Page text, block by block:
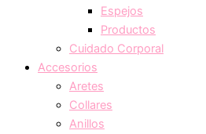
Espejos
Productos
Cuidado Corporal
Accesorios
Aretes
Collares
Anillos